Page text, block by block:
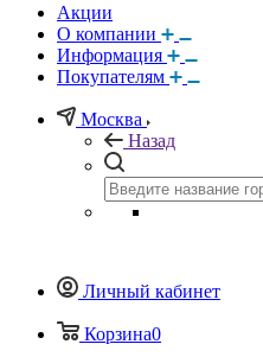
Акции
О компании
Информация
Покупателям
Москва
Назад
Личный кабинет
Корзина0